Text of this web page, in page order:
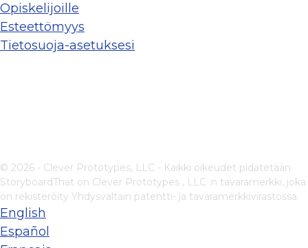
Opiskelijoille
Esteettömyys
Tietosuoja-asetuksesi
© 2026 - Clever Prototypes, LLC - Kaikki oikeudet pidätetään.
StoryboardThat on Clever Prototypes , LLC :n tavaramerkki, joka
on rekisteröity Yhdysvaltain patentti- ja tavaramerkkivirastossa.
English
Español